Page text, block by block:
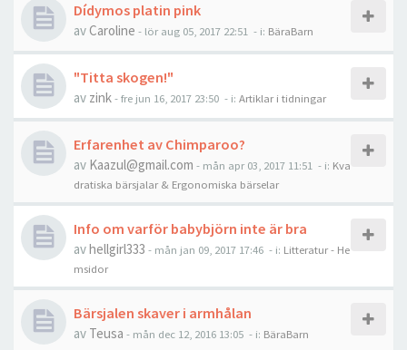
Dídymos platin pink
av Caroline - lör aug 05, 2017 22:51 - i: BäraBarn
"Titta skogen!"
av zink-fre jun 16, 2017 23:50 - i: Artiklar i tidningar
Erfarenhet av Chimparoo?
av Kaazul@gmail.com - mån apr 03, 2017 11:51 - i: Kva
dratiska bärsjalar & Ergonomiska bärselar
Info om varför babybjörn inte är bra
avhellgirl333 - mån jan 09, 2017 17:46 - i: Litteratur - He
msidor
Bärsjalen skaver i armhålan
av Teusa - mån dec 12, 2016 13:05 - i: BäraBarn